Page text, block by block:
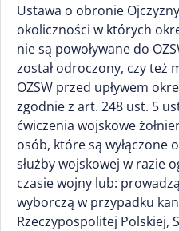
Ustawa o obronie
okoliczności w których
nie są powoływane do
został odroczony, czy też
OZSW przed upływem
zgodnie z art. 248 ust. 5
ćwiczenia wojskowe
osób, które są wyłączone
służby wojskowej w razie
czasie wojny lub:
wyborczą w przypadku
Rzeczypospolitej Polskiej,